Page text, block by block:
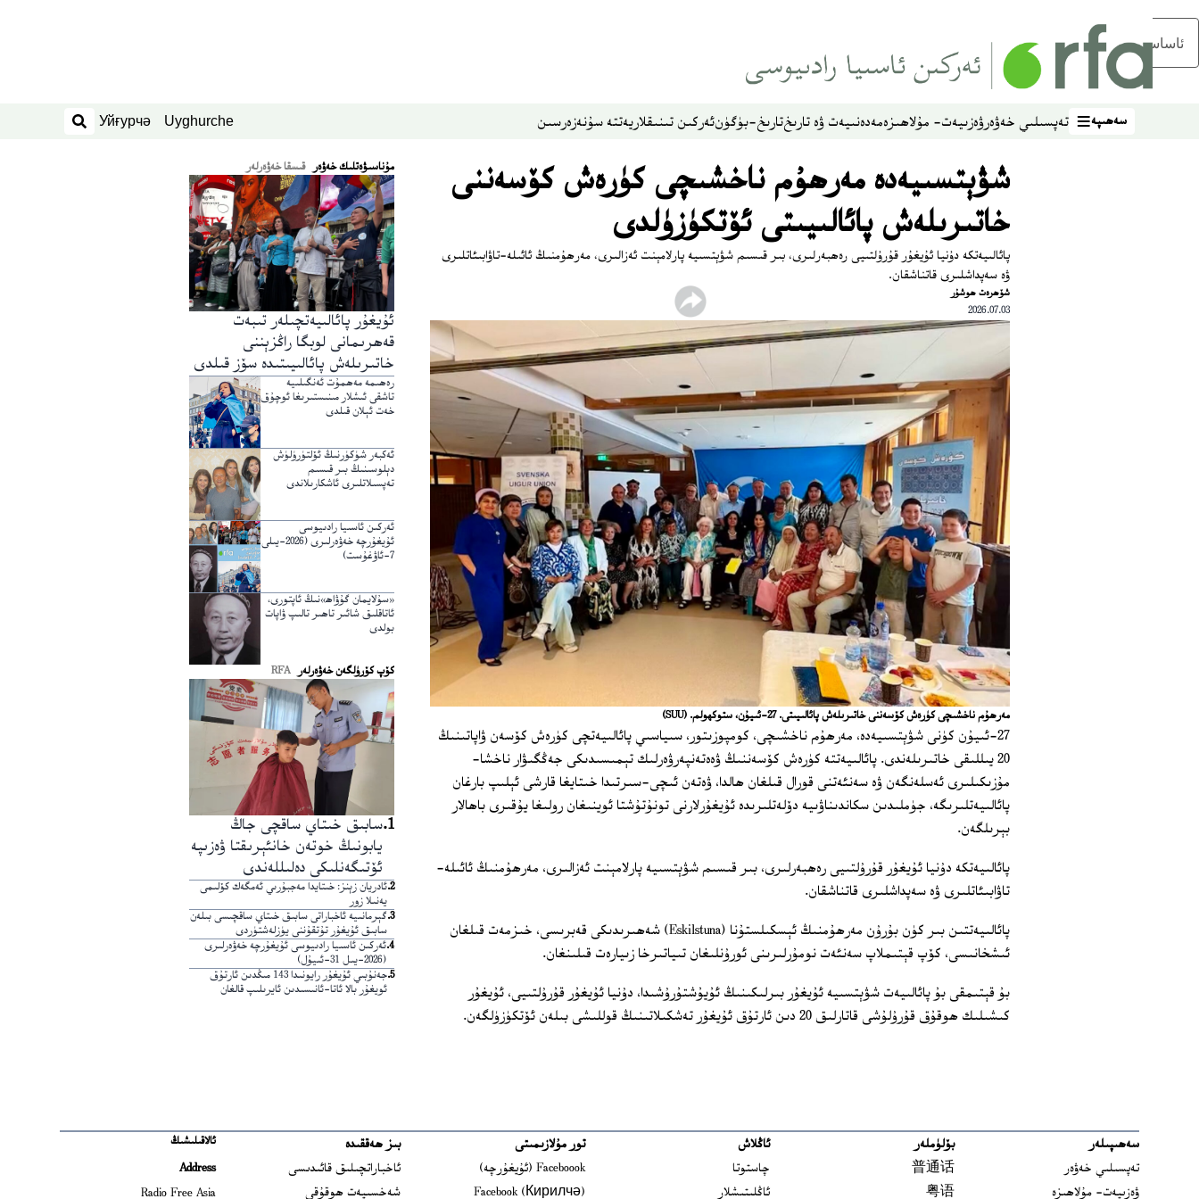
ئاساسلىق مەزمۇنغا ئاتلاڭ
سەھىپە
سەھىپە تەپسىلىي خەۋەرۋەزىيەت- مۇلاھىزەمەدەنىيەت ۋە تارىختارىخ-بۈگۈنئەركىن تىنىقلاريەتتە سۇنەزەرسىن Uyghurche
Уйғурчә
ئىزدەش
شۋېتسىيەدە مەرھۇم ناخشىچى كۈرەش كۆسەننى
خاتىرىلەش پائالىيىتى ئۆتكۈزۈلدى
پائالىيەتكە دۇنيا ئۇيغۇر قۇرۇلتىيى رەھبەرلىرى، بىر قىسىم شۋېتسىيە پارلامېنت ئەزالىرى، مەرھۇمنىڭ ئائىلە-تاۋابىئاتلىرى
ۋە سەپداشلىرى قاتناشقان.
شۆھرەت ھوشۇر
2026.07.03
مەرھۇم ناخشىچى كۈرەش كۆسەننى خاتىرىلەش پائالىيىتى. 27-ئىيۇن، ستوكھولم. (SUU)
27-ئىيۇن كۈنى شۋېتسىيەدە، مەرھۇم ناخشىچى، كومپوزىتور، سىياسىي پائالىيەتچى كۈرەش كۆسەن ۋاپاتىنىڭ
20 يىللىقى خاتىرىلەندى. پائالىيەتتە كۈرەش كۆسەننىڭ ۋەەتەنپەرۋەرلىك تېمىسىدىكى جەڭگىۋار ناخشا-
مۇزىكىلىرى ئەسلەنگەن ۋە سەنئەتنى قورال قىلغان ھالدا، ۋەتەن ئىچى-سىرتىدا خىتايغا قارشى ئېلىپ بارغان
پائالىيەتلىرىگە، جۈملىدىن سكاندىناۋىيە دۆلەتلىرىدە ئۇيغۇرلارنى تونۇتۇشتا ئوينىغان رولىغا يۇقىرى باھالار
بېرىلگەن.
پائالىيەتكە دۇنيا ئۇيغۇر قۇرۇلتىيى رەھبەرلىرى، بىر قىسىم شۋېتسىيە پارلامېنت ئەزالىرى، مەرھۇمنىڭ ئائىلە-
تاۋابىئاتلىرى ۋە سەپداشلىرى قاتناشقان.
پائالىيەتتىن بىر كۈن بۇرۇن مەرھۇمنىڭ ئېسكىلستۇنا (Eskilstuna) شەھىرىدىكى قەبرىسى، خىزمەت قىلغان
ئىشخانىسى، كۆپ قېتىملاپ سەنئەت نومۇرلىرىنى ئورۇنلىغان تىياتىرخا زىيارەت قىلىنغان.
بۇ قېتىمقى بۇ پائالىيەت شۋېتسىيە ئۇيغۇر بىرلىكىنىڭ ئۇيۇشتۇرۇشىدا، دۇنيا ئۇيغۇر قۇرۇلتىيى، ئۇيغۇر
كىشىلىك ھوقۇق قۇرۇلۇشى قاتارلىق 20 دىن ئارتۇق ئۇيغۇر تەشكىلاتىنىڭ قوللىشى بىلەن ئۆتكۈزۈلگەن.
ﻣﯘﻧﺎﺳﯩﯟﻩﺗﻠﯩﻚ ﺧﻪﯞﻩﺭ قىسقا خەۋەرلەر
ئۇيغۇر پائالىيەتچىلەر تىبەت
قەھرىمانى لوبگا راڭزېننى
خاتىرىلەش پائالىيىتىدە سۆز قىلدى
رەھىمە مەھمۇت ئەنگىلىيە
تاشقى ئىشلار مىنىستىرىغا ئوچۇق
خەت ئېلان قىلدى
ئەكبەر شۈكۈرنىڭ ئۆلتۈرۈلۈش
دېلوسىنىڭ بىر قىسىم
تەپسىلاتلىرى ئاشكارىلاندى
ئەركىن ئاسىيا رادىيوسى
ئۇيغۇرچە خەۋەرلىرى (2026-يىلى
7-ئاۋغۇست)
«سۇلايمان گۇۋاھ»نىڭ ئاپتورى،
ئاتاقلىق شائىر تاھىر تالىپ ۋاپات
بولدى
كۆپ كۆرۈلگەن خەۋەرلەر RFA
1
.سابىق خىتاي ساقچى جاڭ
يابونىڭ خوتەن خانئېرىقتا ۋەزىپە
ئۆتىگەنلىكى دەلىللەندى
2
.ئادريان زېنز: خىتايدا مەجبۇرىي ئەمگەك كۆلىمى
يەنىلا زور
3
.گېرمانىيە ئاخباراتى سابىق خىتاي ساقچىسى بىلەن
سابىق ئۇيغۇر تۇتقۇننى يۈزلەشتۈردى
4
.ئەركىن ئاسىيا رادىيوسى ئۇيغۇرچە خەۋەرلىرى
(2026-يىل 31-ئىيۇل)
5
.
جەنۇبىي ئۇيغۇر رايونىدا 143 مىڭدىن ئارتۇق
ئويغۇر بالا ئاتا-ئانىسىدىن ئايرىلىپ قالغان
سەھىپىلەر
تەپسىلىي خەۋەر
ۋەزىيەت- مۇلاھىزە
بۆلۈملەر
普通话
粤语
ئاڭلاش
چاستوتا
ئاڭلىتىشلار
تور مۇلازىمىتى
Faceboook (ئۇيغۇرچە)
Opens in new window
Facebook (Кирилчә)
Opens in new window
بىز ھەققىدە
ئاخباراتچىلىق قائىدىسى
شەخسىيەت ھوقۇقى
ئالاقىلىشىڭ
Address
Radio Free Asia